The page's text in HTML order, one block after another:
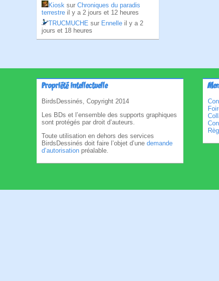
Kiosk sur Chroniques du paradis
terrestre il y a 2 jours et 12 heures
TRUCMUCHE sur Ennelle il y a 2
jours et 18 heures
Propriété intellectuelle
BirdsDessinés, Copyright 2014
Les BDs et l’ensemble des supports graphiques
sont protégés par droit d’auteurs.
Toute utilisation en dehors des services
BirdsDessinés doit faire l’objet d’une demande
d’autorisation préalable.